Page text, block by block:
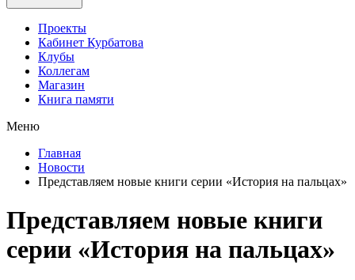
Проекты
Кабинет Курбатова
Клубы
Коллегам
Магазин
Книга памяти
Меню
Главная
Новости
Представляем новые книги серии «История на пальцах»
Представляем новые книги
серии «История на пальцах»